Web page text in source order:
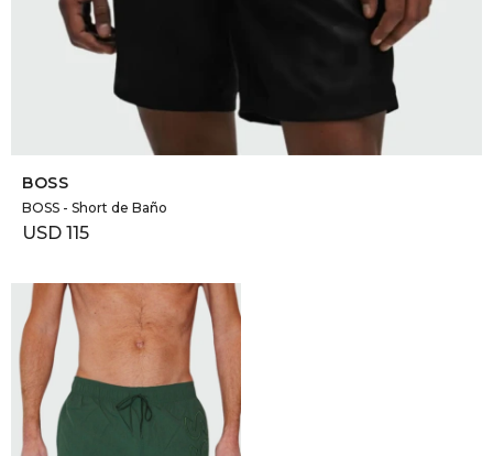
SELECCIONAR TALLE
BOSS
BOSS - Short de Baño
USD 115